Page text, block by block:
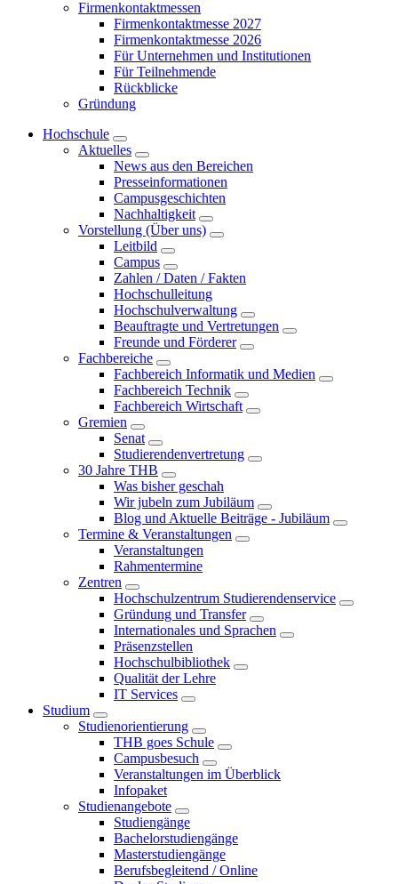
Firmenkontaktmessen
Firmenkontaktmesse 2027
Firmenkontaktmesse 2026
Für Unternehmen und Institutionen
Für Teilnehmende
Rückblicke
Gründung
Hochschule
Aktuelles
News aus den Bereichen
Presseinformationen
Campusgeschichten
Nachhaltigkeit
Vorstellung (Über uns)
Leitbild
Campus
Zahlen / Daten / Fakten
Hochschulleitung
Hochschulverwaltung
Beauftragte und Vertretungen
Freunde und Förderer
Fachbereiche
Fachbereich Informatik und Medien
Fachbereich Technik
Fachbereich Wirtschaft
Gremien
Senat
Studierendenvertretung
30 Jahre THB
Was bisher geschah
Wir jubeln zum Jubiläum
Blog und Aktuelle Beiträge - Jubiläum
Termine & Veranstaltungen
Veranstaltungen
Rahmentermine
Zentren
Hochschulzentrum Studierendenservice
Gründung und Transfer
Internationales und Sprachen
Präsenzstellen
Hochschulbibliothek
Qualität der Lehre
IT Services
Studium
Studienorientierung
THB goes Schule
Campusbesuch
Veranstaltungen im Überblick
Infopaket
Studienangebote
Studiengänge
Bachelorstudiengänge
Masterstudiengänge
Berufsbegleitend / Online